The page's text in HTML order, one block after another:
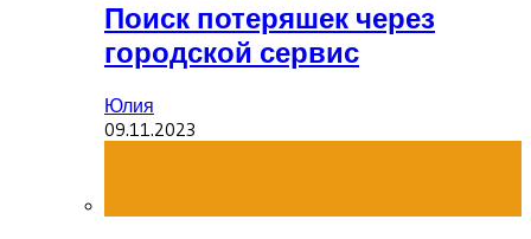
Поиск потеряшек через
городской сервис
Юлия
09.11.2023